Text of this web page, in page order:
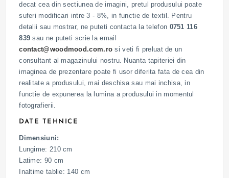
decat cea din sectiunea de imagini, pretul produsului poate
suferi modificari intre 3 - 8%, in functie de textil. Pentru
detalii sau mostrar, ne puteti contacta la telefon 0751 116
839 sau ne puteti scrie la email
contact@woodmood.com.ro si veti fi preluat de un
consultant al magazinului nostru. Nuanta tapiteriei din
imaginea de prezentare poate fi usor diferita fata de cea din
realitate a produsului, mai deschisa sau mai inchisa, in
functie de expunerea la lumina a produsului in momentul
fotografierii.
DATE TEHNICE
Dimensiuni:
Lungime: 210 cm
Latime: 90 cm
Inaltime tablie: 140 cm